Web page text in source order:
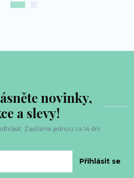
novinky,
a slevy!
Zasíláme jednou za 14 dní.
Přihlásit se